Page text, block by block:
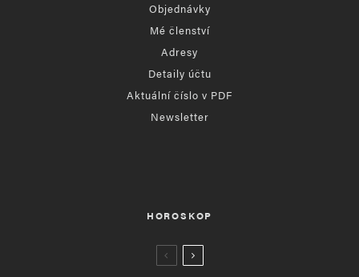
Objednávky
Mé členství
Adresy
Detaily účtu
Aktuální číslo v PDF
Newsletter
HOROSKOP